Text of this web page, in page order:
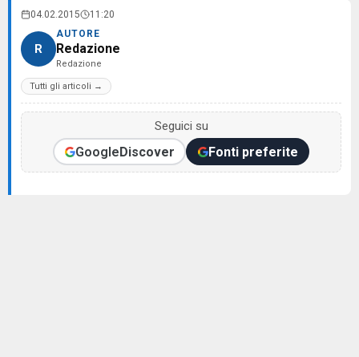
04.02.2015 11:20
R
AUTORE
Redazione
Redazione
Tutti gli articoli →
Seguici su
GoogleDiscover Fonti preferite